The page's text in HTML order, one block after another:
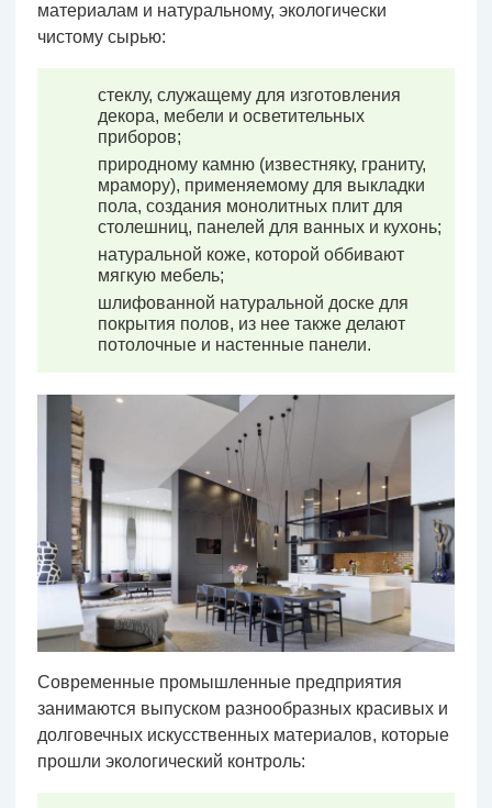
материалам и натуральному, экологически
чистому сырью:
стеклу, служащему для изготовления
декора, мебели и осветительных
приборов;
природному камню (известняку, граниту,
мрамору), применяемому для выкладки
пола, создания монолитных плит для
столешниц, панелей для ванных и кухонь;
натуральной коже, которой оббивают
мягкую мебель;
шлифованной натуральной доске для
покрытия полов, из нее также делают
потолочные и настенные панели.
Современные промышленные предприятия
занимаются выпуском разнообразных красивых и
долговечных искусственных материалов, которые
прошли экологический контроль: